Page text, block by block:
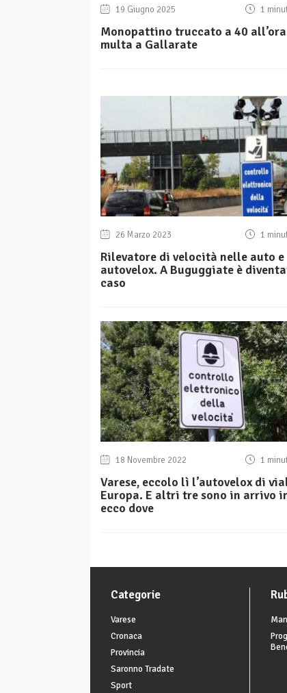
19 Giugno 2025 1
Monopattino truccato a 40
multa a Gallarate
26 Marzo 2023 1
Rilevatore di velocità nelle auto e
autovelox. A Buguggiate è
caso
18 Novembre 2022 1
Varese, eccolo lì l’autovelox di
Europa. E altri tre sono in arrivo
ecco dove
Categorie
Varese
Cronaca
Provincia
Saronno Tradate
Sport